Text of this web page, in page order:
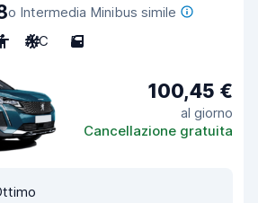
o Intermedia Minibus simile
A/C 5
100,45 €
al giorno
Cancellazione gratuita